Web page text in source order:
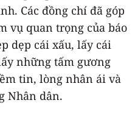
Các đồng chí đã góp
vụ quan trọng của báo
dẹp cái xấu, lấy cái
những tấm gương
tin, lòng nhân ái và
Nhân dân.